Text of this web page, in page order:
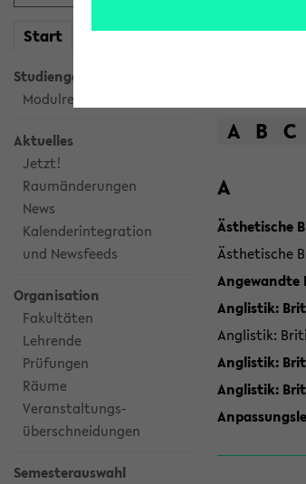
Start meineKVV
Studiengangsauswahl
Modulrecherche
Aktuelles
Jetzt!
Raumänderungen
News
Kalenderintegration
und Newsfeeds
Organisation
Fakultäten
Lehrende
Prüfungen
Räume
Veranstaltungs-
überschneidungen
Semesterauswahl
A B C
A
Ästhetische
Ästhetische
Angewandte
Anglistik:
Anglistik:
Anglistik:
Anglistik: